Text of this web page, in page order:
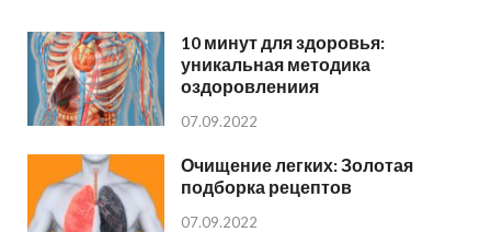
10 минут для здоровья:
уникальная методика
оздоровлениия
07.09.2022
Очищение легких: Золотая
подборка рецептов
07.09.2022